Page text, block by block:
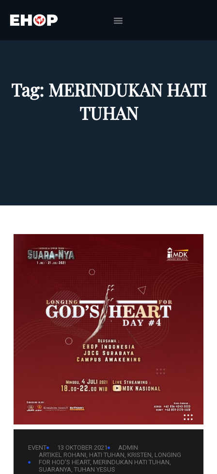
Tag: MERINDUKAN HATI
TUHAN
EVENT 13 OKTOBER 2021
ADMIN
ARTIKEL ROHANI, HATI TUHAN, KRISTEN, LONGING
FOR HOD'S HEART, MERINDUKAN HATI TUHAN
SUARANYA, TUHAN YESUS